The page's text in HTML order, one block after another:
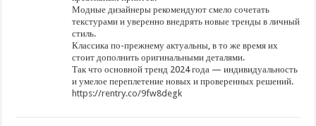
Модные дизайнеры рекомендуют смело сочетать
текстурами и уверенно внедрять новые тренды в личный
стиль.
Классика по-прежнему актуальны, в то же время их
стоит дополнить оригинальными деталями.
Так что основной тренд 2024 года — индивидуальность
и умелое переплетение новых и проверенных решений.
https://rentry.co/9fw8degk